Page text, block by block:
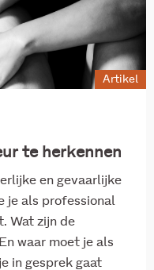
Artikel
te herkennen
en gevaarlijke
je als professional
Wat zijn de
waar moet je als
in gesprek gaat